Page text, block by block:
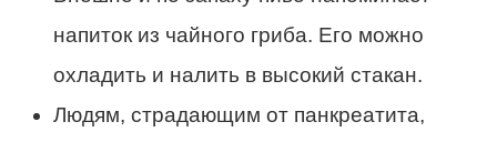
напиток из чайного гриба. Его можно
охладить и налить в высокий стакан.
Людям, страдающим от панкреатита,